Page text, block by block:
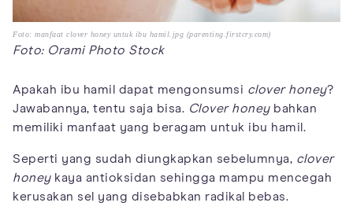
Foto: manfaat clover honey untuk ibu hamil.jpg (parenting.firstcry.com)
Foto: Orami Photo Stock
Apakah ibu hamil dapat mengonsumsi clover honey?
Jawabannya, tentu saja bisa. Clover honeybahkan
memiliki manfaat yang beragam untuk ibu hamil.
Seperti yang sudah diungkapkan sebelumnya, clover
honeykaya antioksidan sehingga mampu mencegah
kerusakan sel yang disebabkan radikal bebas.